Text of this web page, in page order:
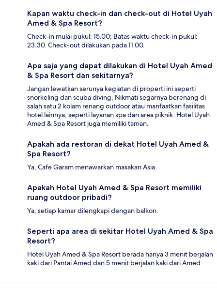
Kapan waktu check-in dan check-out di Hotel Uyah
Amed & Spa Resort?
Check-in mulai pukul: 15.00; Batas waktu check-in pukul:
23.30. Check-out dilakukan pada 11.00.
Apa saja yang dapat dilakukan di Hotel Uyah Amed
& Spa Resort dan sekitarnya?
Jangan lewatkan serunya kegiatan di properti ini seperti
snorkeling dan scuba diving. Nikmati segarnya berenang di
salah satu 2 kolam renang outdoor atau manfaatkan fasilitas
hotel lainnya, seperti layanan spa dan area piknik. Hotel Uyah
Amed & Spa Resort juga memiliki taman.
Apakah ada restoran di dekat Hotel Uyah Amed &
Spa Resort?
Ya, Cafe Garam menawarkan masakan Asia.
Apakah Hotel Uyah Amed & Spa Resort memiliki
ruang outdoor pribadi?
Ya, setiap kamar dilengkapi dengan balkon.
Seperti apa area di sekitar Hotel Uyah Amed & Spa
Resort?
Hotel Uyah Amed & Spa Resort berada hanya 3 menit berjalan
kaki dari Pantai Amed dan 5 menit berjalan kaki dari Amed.